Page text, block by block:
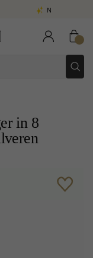
NEW COLLECTION | AURA
in 8